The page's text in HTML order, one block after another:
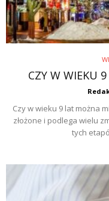
CZY W WIEKU
Czy w wieku 9 lat można
złożone i podlega wielu
tych